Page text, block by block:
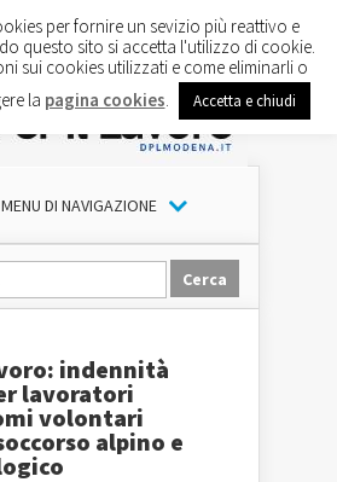
MENU DI NAVIGAZIONE
indennità
lavoratori
volontari
alpino e
per fornire un sevizio più reattivo e
questo sito si accetta l'utilizzo di cookie.
sui cookies utilizzati e come eliminarli o
la pagina cookies Accetta e chiudi